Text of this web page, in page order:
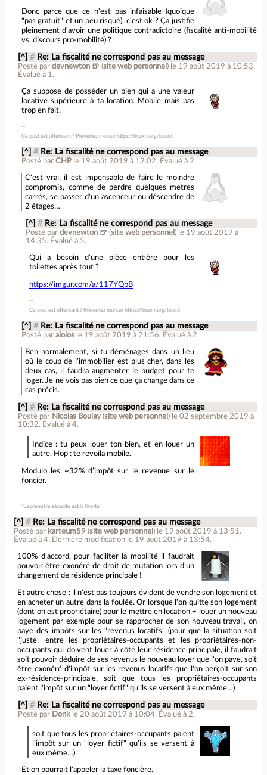
Donc parce que ce n'est pas infaisable (quoique
"pas gratuit" et un peu risqué), c'est ok ? Ça justifie
pleinement d'avoir une politique contradictoire (fiscalité anti-mobilité
vs. discours pro-mobilité) ?
[^] # Re: La fiscalité ne correspond pas au message
Posté par devnewton 🍺 (site web personnel ) le 19 août 2019 à 10:53.
Évalué à 1 .
Ça suppose de posséder un bien qui a une valeur
locative supérieure à ta location. Mobile mais pas
trop en fait.
Ce post est offensant ? Prévenez moi sur https://linuxfr.org/board
[^] # Re: La fiscalité ne correspond pas au message
Posté parCHP le 19 août 2019 à 12:02. Évalué à2.
C'est vrai, il est impensable de faire le moindre
compromis, comme de perdre quelques metres
carrés, se passer d'un ascenceur ou déscendre de
2 étages…
[^] # Re: La fiscalité ne correspond pas au message
Posté par devnewton 🍺 (site web personnel ) le 19 août 2019 à
14:35. Évalué à 5.
Qui a besoin d'une pièce entière pour les
toilettes après tout ?
https://imgur.com/a/117YQbB
Ce post est offensant ? Prévenez moi sur https://linuxfr.org/board
[^] # Re: La fiscalité ne correspond pas au message
Posté paraiolos le 19 août 2019 à 21:56. Évalué à2.
Ben normalement, si tu déménages dans un lieu
où le coup de l'immobilier est plus cher, dans les
deux cas, il faudra augmenter le budget pour te
loger. Je ne vois pas bien ce que ça change dans ce
cas précis.
[^] # Re: La fiscalité ne correspond pas au message
Posté par Nicolas Boulay(site web personnel ) le 02 septembre 2019 à
10:32. Évalué à 4.
Indice : tu peux louer ton bien, et en louer un
autre. Hop : te revoila mobile.
Modulo les ~32% d’impôt sur le revenue sur le
foncier.
"La première sécurité est la liberté"
[^] # Re: La fiscalité ne correspond pas au message
Posté par karteum59 (site web personnel ) le 19 août 2019 à 13:51.
Évalué à4. Dernière modification le 19 août 2019 à 13:54.
100% d'accord, pour faciliter la mobilité il faudrait
pouvoir être exonéré de droit de mutation lors d'un
changement de résidence principale !
Et autre chose : il n'est pas toujours évident de vendre son logement et
en acheter un autre dans la foulée. Or lorsque l'on quitte son logement
(dont on est propriétaire) pour le mettre en location + louer un nouveau
logement par exemple pour se rapprocher de son nouveau travail, on
paye des impôts sur les "revenus locatifs" (pour que la situation soit
"juste" entre les propriétaires-occupants et les propriétaires-non-
occupants qui doivent louer à côté leur résidence principale, il faudrait
soit pouvoir déduire de ses revenus le nouveau loyer que l'on paye, soit
être exonéré d'impôt sur les revenus locatifs que l'on perçoit sur son
ex-résidence-principale, soit que tous les propriétaires-occupants
paient l'impôt sur un "loyer fictif" qu'ils se versent à eux même…)
[^] # Re: La fiscalité ne correspond pas au message
Posté par Donk le 20 août 2019 à 10:04. Évalué à 2.
soit que tous les propriétaires-occupants paient
l'impôt sur un "loyer fictif" qu'ils se versent à
eux même…)
Et on pourrait l'appeler la taxe foncière.